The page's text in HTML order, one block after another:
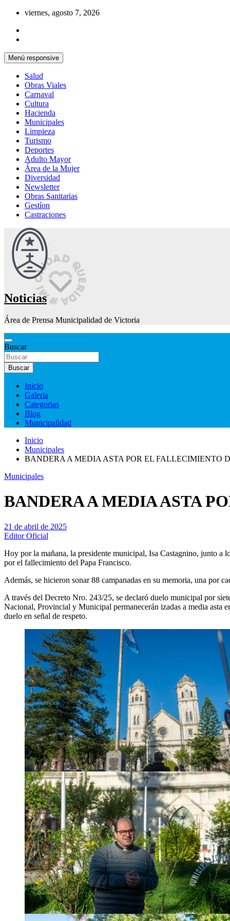
Saltar
contenido
viernes, agosto 7, 2026
Menú responsive
Salud
Obras Viales
Carnaval
Cultura
Hacienda
Municipales
Limpieza
Turismo
Deportes
Adulto Mayor
Área de la Mujer
Diversidad
Newsletter
Obras Sanitarias
Gestíon
Castraciones
Noticias
Área de Prensa Municipalidad de Victoria
Buscar
Buscar
Inicio
Galeria
Categorias
Blog
Municipalidad
Inicio
Municipales
BANDERA A MEDIA ASTA POR EL FALLECIMIENTO
Municipales
BANDERA A MEDIA ASTA
21 de abril de 2025
Editor Oficial
Hoy por la mañana, la presidente municipal, Isa Castagnino, junto a
por el fallecimiento del Papa Francisco.
Además, se hicieron sonar 88 campanadas en su memoria, una por
A través del Decreto Nro. 243/25, se declaró duelo municipal por
Nacional, Provincial y Municipal permanecerán izadas a media asta
duelo en señal de respeto.